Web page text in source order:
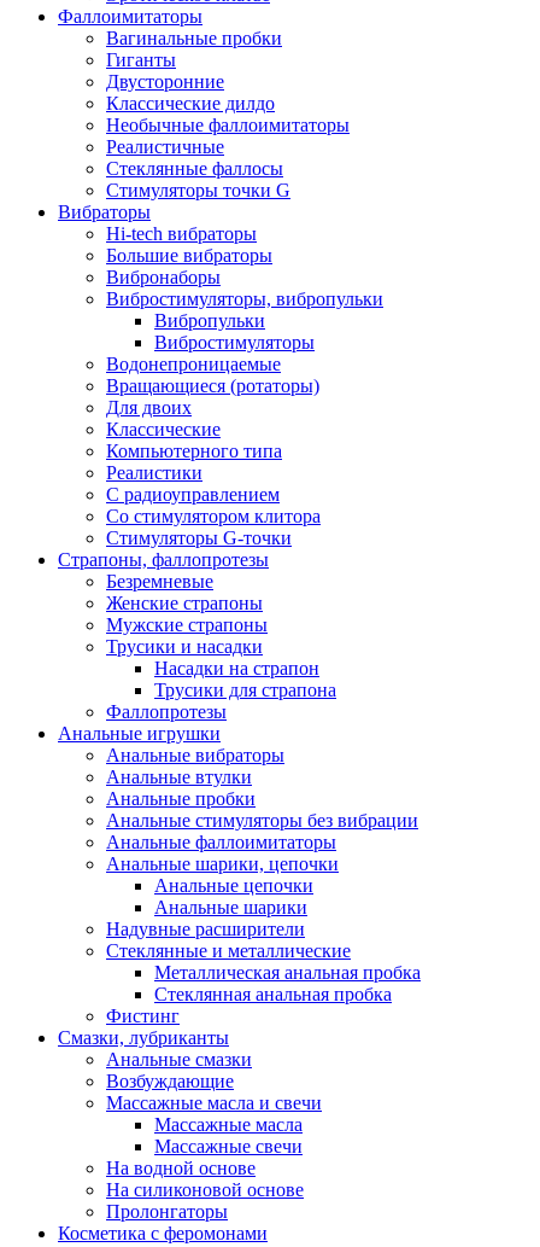
Фаллоимитаторы
Вагинальные пробки
Гиганты
Двусторонние
Классические дилдо
Необычные фаллоимитаторы
Реалистичные
Стеклянные фаллосы
Стимуляторы точки G
Вибраторы
Hi-tech вибраторы
Большие вибраторы
Вибронаборы
Вибростимуляторы, вибропульки
Вибропульки
Вибростимуляторы
Водонепроницаемые
Вращающиеся (ротаторы)
Для двоих
Классические
Компьютерного типа
Реалистики
С радиоуправлением
Со стимулятором клитора
Стимуляторы G-точки
Страпоны, фаллопротезы
Безремневые
Женские страпоны
Мужские страпоны
Трусики и насадки
Насадки на страпон
Трусики для страпона
Фаллопротезы
Анальные игрушки
Анальные вибраторы
Анальные втулки
Анальные пробки
Анальные стимуляторы без вибрации
Анальные фаллоимитаторы
Анальные шарики, цепочки
Анальные цепочки
Анальные шарики
Надувные расширители
Стеклянные и металлические
Металлическая анальная пробка
Стеклянная анальная пробка
Фистинг
Смазки, лубриканты
Анальные смазки
Возбуждающие
Массажные масла и свечи
Массажные масла
Массажные свечи
На водной основе
На силиконовой основе
Пролонгаторы
Косметика с феромонами